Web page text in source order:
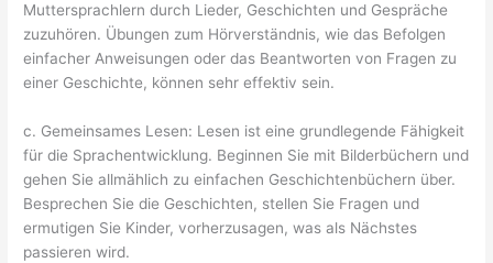
Muttersprachlern durch Lieder, Geschichten und Gespräche
zuzuhören. Übungen zum Hörverständnis, wie das Befolgen
einfacher Anweisungen oder das Beantworten von Fragen zu
einer Geschichte, können sehr effektiv sein.
c. Gemeinsames Lesen: Lesen ist eine grundlegende Fähigkeit
für die Sprachentwicklung. Beginnen Sie mit Bilderbüchern und
gehen Sie allmählich zu einfachen Geschichtenbüchern über.
Besprechen Sie die Geschichten, stellen Sie Fragen und
ermutigen Sie Kinder, vorherzusagen, was als Nächstes
passieren wird.